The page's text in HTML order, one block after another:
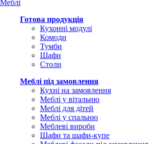
Меблі
Готова продукція
Кухонні модулі
Комоди
Тумби
Шафи
Столи
Меблі під замовлення
Кухні на замовлення
Меблі у вітальню
Меблі для дітей
Меблі у спальню
Меблеві вироби
Шафи та шафи-купе